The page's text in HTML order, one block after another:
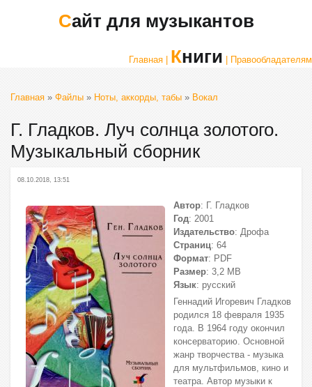
Сайт для музыкантов
Главная | Книги | Правообладателям
Главная » Файлы » Ноты, аккорды, табы » Вокал
Г. Гладков. Луч солнца золотого.
Музыкальный сборник
08.10.2018, 13:51
Автор: Г. Гладков
Год: 2001
Издательство: Дрофа
Страниц: 64
Формат: PDF
Размер: 3,2 МВ
Язык: русский
Геннадий Игоревич Гладков
родился 18 февраля 1935
года. В 1964 году окончил
консерваторию. Основной
жанр творчества - музыка
для мультфильмов, кино и
театра. Автор музыки к